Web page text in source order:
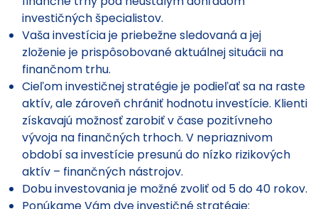
investičných špecialistov.
Vaša investícia je priebežne sledovaná a jej
zloženie je prispôsobované aktuálnej situácii na
finančnom trhu.
Cieľom investičnej stratégie je podieľať sa na raste
aktív, ale zároveň chrániť hodnotu investície. Klienti
získavajú možnosť zarobiť v čase pozitívneho
vývoja na finančných trhoch. V nepriaznivom
období sa investície presunú do nízko rizikových
aktív – finančných nástrojov.
Dobu investovania je možné zvoliť od 5 do 40 rokov.